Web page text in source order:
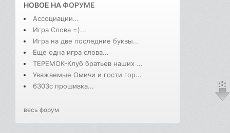
НОВОЕ НАФОРУМЕ
Ассоциации...
Игра Слова =)...
Игра на две последние буквы...
Еще одна игра слова...
ТЕРЕМОК-Клуб братьев наших ...
Уважаемые Омичи и гости гор...
6303с прошивка...
весь форум